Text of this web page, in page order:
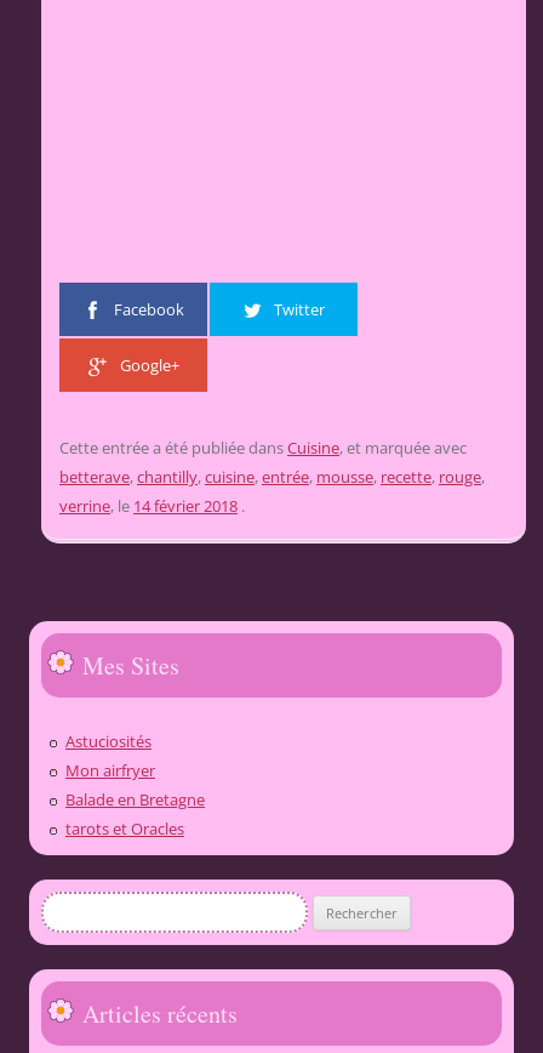
Facebook Twitter
Google+
Cette entrée a été publiée dansCuisine, et marquée avec
betterave,chantilly,cuisine,entrée, mousse, recette, rouge,
verrine, le 14 février 2018 .
Mes Sites
Astuciosités
Mon airfryer
Balade en Bretagne
tarots et Oracles
Rechercher :
Articles récents